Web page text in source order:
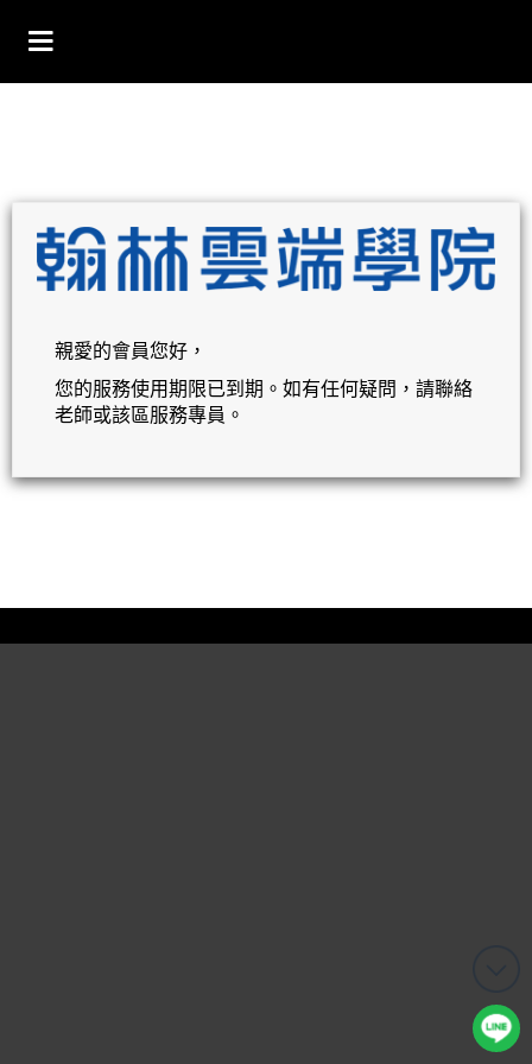
親愛的會員您好，
您的服務使用期限已到期。如有任何疑問，請聯絡
老師或該區服務專員。